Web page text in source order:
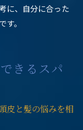
に、自分に合った
。
きるスパ
皮と髪の悩みを相